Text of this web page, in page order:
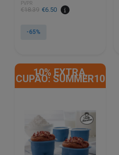
PVPR
€18.39
O
original
€6.50
O
atual
-65%
10% EXTRA,
CUPÃO: SUMMER10